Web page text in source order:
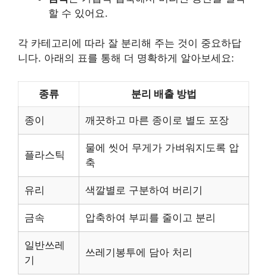
할 수 있어요.
각 카테고리에 따라 잘 분리해 주는 것이 중요하답
니다. 아래의 표를 통해 더 명확하게 알아보세요:
종류 분리 배출 방법
종이 깨끗하고 마른 종이로 별도 포장
플라스틱
물에 씻어 무게가 가벼워지도록 압
축
유리 색깔별로 구분하여 버리기
금속 압축하여 부피를 줄이고 분리
일반쓰레
기
쓰레기봉투에 담아 처리